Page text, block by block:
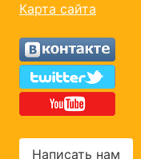
Карта сайта
Написать нам